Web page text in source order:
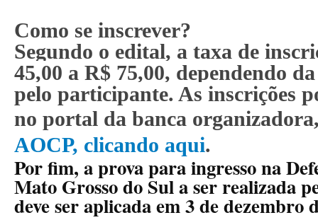
Como se inscrever?
Segundo o edital, a taxa de
45,00 a R$ 75,00, dependendo
pelo participante. As inscrições
no portal da banca
AOCP, clicando aqui.
Por fim, a prova para ingresso na
Mato Grosso do Sul a ser realizada
deve ser aplicada em 3 de dezembro